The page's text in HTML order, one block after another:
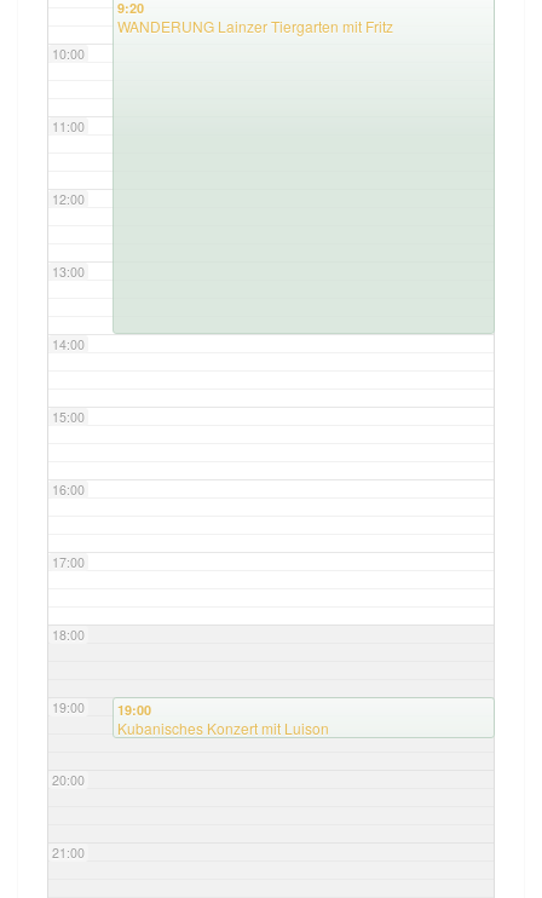
10:00
11:00
12:00
13:00
14:00
15:00
16:00
17:00
18:00
19:00
20:00
21:00
9:20
WANDERUNG Lainzer Tiergarten mit Fritz
19:00
Kubanisches Konzert mit Luison